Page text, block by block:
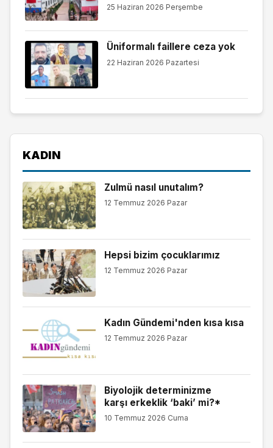
25 Haziran 2026 Perşembe
Üniformalı faillere ceza yok
22 Haziran 2026 Pazartesi
KADIN
Zulmü nasıl unutalım?
12 Temmuz 2026 Pazar
Hepsi bizim çocuklarımız
12 Temmuz 2026 Pazar
Kadın Gündemi'nden kısa kısa
12 Temmuz 2026 Pazar
Biyolojik determinizme
karşı erkeklik ‘baki’ mi?*
10 Temmuz 2026 Cuma